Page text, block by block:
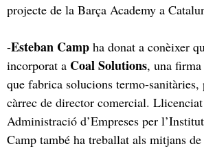
projecte de la Barça Academy a
-Esteban Camp ha donat a conèixer
incorporat a Coal Solutions, una firma
que fabrica solucions termo-sanitàries,
càrrec de director comercial.
Administració d’Empreses per
Camp també ha treballat als mitjans